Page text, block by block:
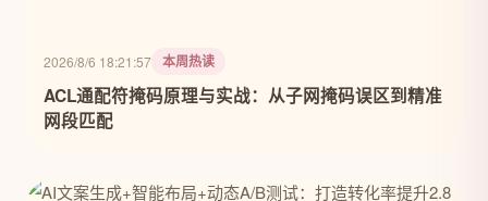
2026/8/6 18:21:57 本周热读
ACL通配符掩码原理与实战：从子网掩码误区到精准
网段匹配